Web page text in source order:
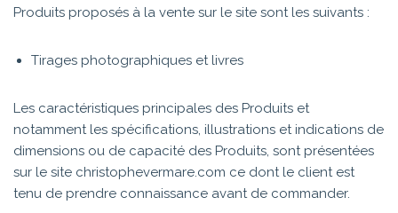
Produits proposés à la vente sur le site sont les suivants :
Tirages photographiques et livres
Les caractéristiques principales des Produits et
notamment les spécifications, illustrations et indications de
dimensions ou de capacité des Produits, sont présentées
sur le site christophevermare.com ce dont le client est
tenu de prendre connaissance avant de commander.